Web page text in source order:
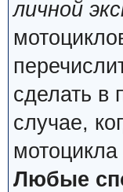
личной
сделать в
случае,
Любые